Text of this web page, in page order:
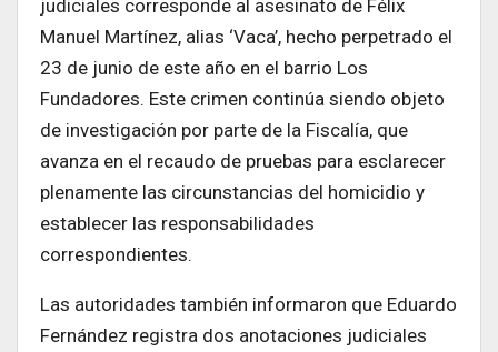
judiciales corresponde al asesinato de Félix
Manuel Martínez, alias ‘Vaca’, hecho perpetrado el
23 de junio de este año en el barrio Los
Fundadores. Este crimen continúa siendo objeto
de investigación por parte de la Fiscalía, que
avanza en el recaudo de pruebas para esclarecer
plenamente las circunstancias del homicidio y
establecer las responsabilidades
correspondientes.
Las autoridades también informaron que Eduardo
Fernández registra dos anotaciones judiciales